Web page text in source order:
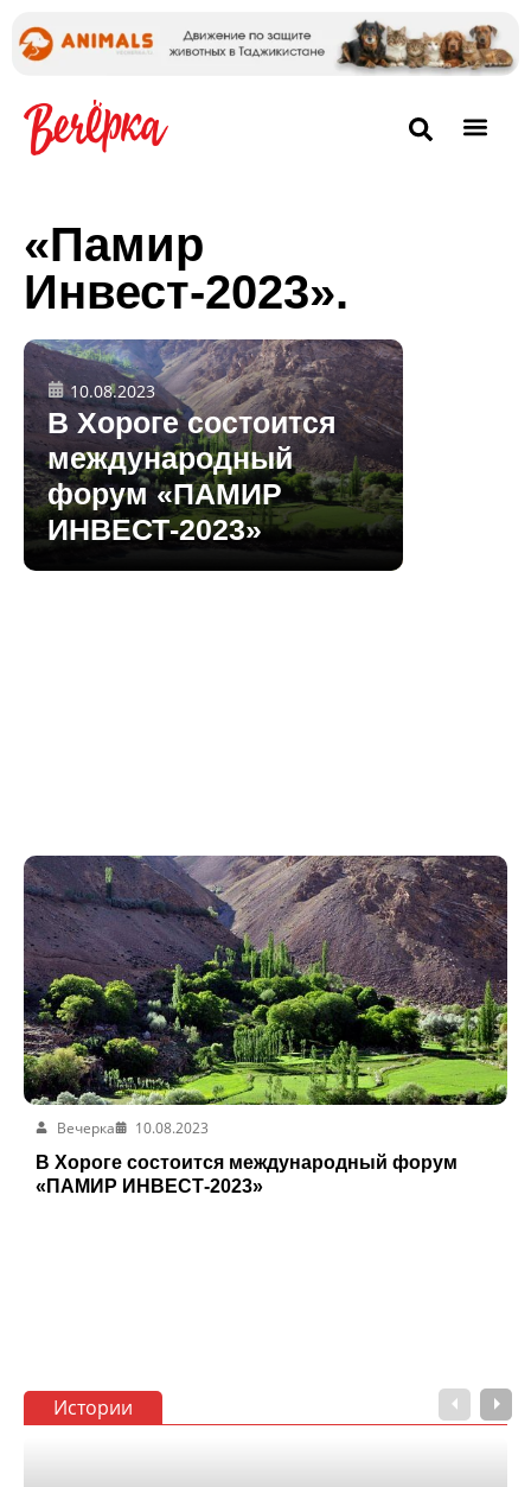
«Памир
Инвест-2023».
10.08.2023
В Хороге состоится
международный
форум «ПАМИР
ИНВЕСТ-2023»
Вечерка
10.08.2023
В Хороге состоится международный форум
«ПАМИР ИНВЕСТ-2023»
Истории